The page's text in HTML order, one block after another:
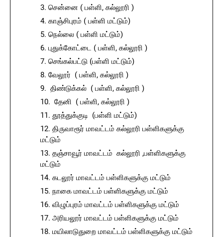
சென்னை ( பள்ளி, கல்லூரி )
காஞ்சிபுரம் ( பள்ளி மட்டும்)
நெல்லை ( பள்ளி மட்டும்)
புதுக்கோட்டை ( பள்ளி, கல்லூரி )
செங்கல்பட்டு (பள்ளி மட்டும்)
வேலூர் ( பள்ளி, கல்லூரி )
திண்டுக்கல் ( பள்ளி, கல்லூரி )
தேனி ( பள்ளி, கல்லூரி )
தூத்துக்குடி (பள்ளி மட்டும்)
திருவாரூர் மாவட்டம் கல்லூரி பள்ளிகளுக்கு
மட்டும்
தஞ்சாவூர் மாவட்டம் கல்லூரி ,பள்ளிகளுக்கு
மட்டும்
கடலூர் மாவட்டம் பள்ளிகளுக்கு மட்டும்
நாகை மாவட்டம் பள்ளிகளுக்கு மட்டும்
விழுப்புரம் மாவட்டம் பள்ளிகளுக்கு மட்டும்
அரியலூர் மாவட்டம் பள்ளிகளுக்கு மட்டும்
மயிலாடுதுறை மாவட்டம் பள்ளிகளுக்கு மட்டும்